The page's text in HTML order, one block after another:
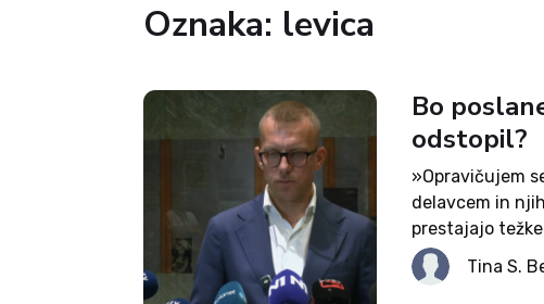
Oznaka: levica
Bo
odstopil?
»Opravičujem
delavcem in
prestajajo
Mijič, ki je
Dejal je, da
Tina S.